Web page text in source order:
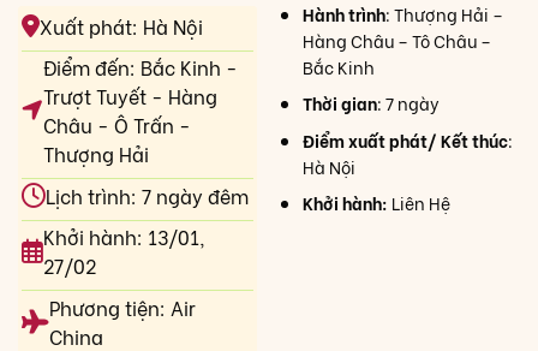
Xuất phát: Hà Nội
Điểm đến: Bắc Kinh -
Trượt Tuyết - Hàng
Châu - Ô Trấn -
Thượng Hải
Lịch trình: 7 ngày đêm
Khởi hành: 13/01,
27/02
Phương tiện: Air
China
Hành trình: Thượng Hải –
Hàng Châu – Tô Châu –
Bắc Kinh
Thời gian: 7 ngày
Điểm xuất phát/ Kết thúc:
Hà Nội
Khởi hành: Liên Hệ